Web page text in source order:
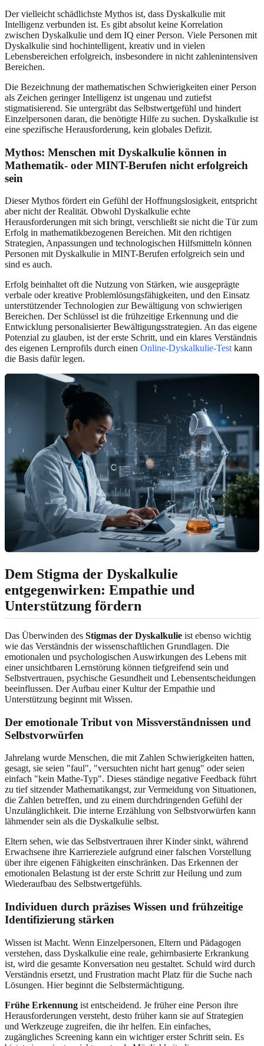
Der vielleicht schädlichste Mythos ist, dass Dyskalkulie mit
Intelligenz verbunden ist. Es gibt absolut keine Korrelation
zwischen Dyskalkulie und dem IQ einer Person. Viele Personen mit
Dyskalkulie sind hochintelligent, kreativ und in vielen
Lebensbereichen erfolgreich, insbesondere in nicht zahlenintensiven
Bereichen.
Die Bezeichnung der mathematischen Schwierigkeiten einer Person
als Zeichen geringer Intelligenz ist ungenau und zutiefst
stigmatisierend. Sie untergräbt das Selbstwertgefühl und hindert
Einzelpersonen daran, die benötigte Hilfe zu suchen. Dyskalkulie ist
eine spezifische Herausforderung, kein globales Defizit.
Mythos: Menschen mit Dyskalkulie können in
Mathematik- oder MINT-Berufen nicht erfolgreich
sein
Dieser Mythos fördert ein Gefühl der Hoffnungslosigkeit, entspricht
aber nicht der Realität. Obwohl Dyskalkulie echte
Herausforderungen mit sich bringt, verschließt sie nicht die Tür zum
Erfolg in mathematikbezogenen Bereichen. Mit den richtigen
Strategien, Anpassungen und technologischen Hilfsmitteln können
Personen mit Dyskalkulie in MINT-Berufen erfolgreich sein und
sind es auch.
Erfolg beinhaltet oft die Nutzung von Stärken, wie ausgeprägte
verbale oder kreative Problemlösungsfähigkeiten, und den Einsatz
unterstützender Technologien zur Bewältigung von schwierigen
Bereichen. Der Schlüssel ist die frühzeitige Erkennung und die
Entwicklung personalisierter Bewältigungsstrategien. An das eigene
Potenzial zu glauben, ist der erste Schritt, und ein klares Verständnis
des eigenen Lernprofils durch einen Online-Dyskalkulie-Testkann
die Basis dafür legen.
Dem Stigma der Dyskalkulie
entgegenwirken: Empathie und
Unterstützung fördern
Das Überwinden des Stigmas der Dyskalkulie ist ebenso wichtig
wie das Verständnis der wissenschaftlichen Grundlagen. Die
emotionalen und psychologischen Auswirkungen des Lebens mit
einer unsichtbaren Lernstörung können tiefgreifend sein und
Selbstvertrauen, psychische Gesundheit und Lebensentscheidungen
beeinflussen. Der Aufbau einer Kultur der Empathie und
Unterstützung beginnt mit Wissen.
Der emotionale Tribut von Missverständnissen und
Selbstvorwürfen
Jahrelang wurde Menschen, die mit Zahlen Schwierigkeiten hatten,
gesagt, sie seien "faul", "versuchten nicht hart genug" oder seien
einfach "kein Mathe-Typ". Dieses ständige negative Feedback führt
zu tief sitzender Mathematikangst, zur Vermeidung von Situationen,
die Zahlen betreffen, und zu einem durchdringenden Gefühl der
Unzulänglichkeit. Die interne Erzählung von Selbstvorwürfen kann
lähmender sein als die Dyskalkulie selbst.
Eltern sehen, wie das Selbstvertrauen ihrer Kinder sinkt, während
Erwachsene ihre Karriereziele aufgrund einer falschen Vorstellung
über ihre eigenen Fähigkeiten einschränken. Das Erkennen der
emotionalen Belastung ist der erste Schritt zur Heilung und zum
Wiederaufbau des Selbstwertgefühls.
Individuen durch präzises Wissen und frühzeitige
Identifizierung stärken
Wissen ist Macht. Wenn Einzelpersonen, Eltern und Pädagogen
verstehen, dass Dyskalkulie eine reale, gehirnbasierte Erkrankung
ist, wird die gesamte Konversation neu gestaltet. Schuld wird durch
Verständnis ersetzt, und Frustration macht Platz für die Suche nach
Lösungen. Hier beginnt die Selbstermächtigung.
Frühe Erkennung ist entscheidend. Je früher eine Person ihre
Herausforderungen versteht, desto früher kann sie auf Strategien
und Werkzeuge zugreifen, die ihr helfen. Ein einfaches,
zugängliches Screening kann ein wichtiger erster Schritt sein. Es